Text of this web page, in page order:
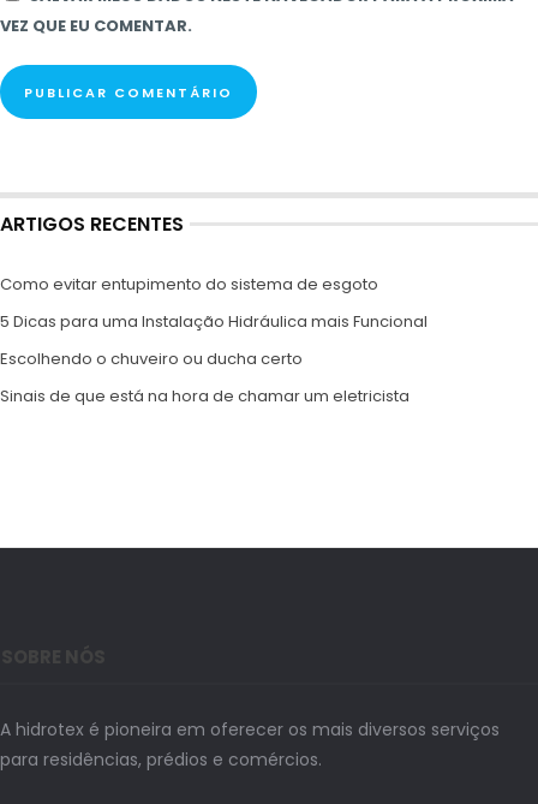
VEZ QUE EU COMENTAR.
ARTIGOS RECENTES
Como evitar entupimento do sistema de esgoto
5 Dicas para uma Instalação Hidráulica mais Funcional
Escolhendo o chuveiro ou ducha certo
Sinais de que está na hora de chamar um eletricista
A hidrotex é pioneira em oferecer os mais diversos serviços
para residências, prédios e comércios.